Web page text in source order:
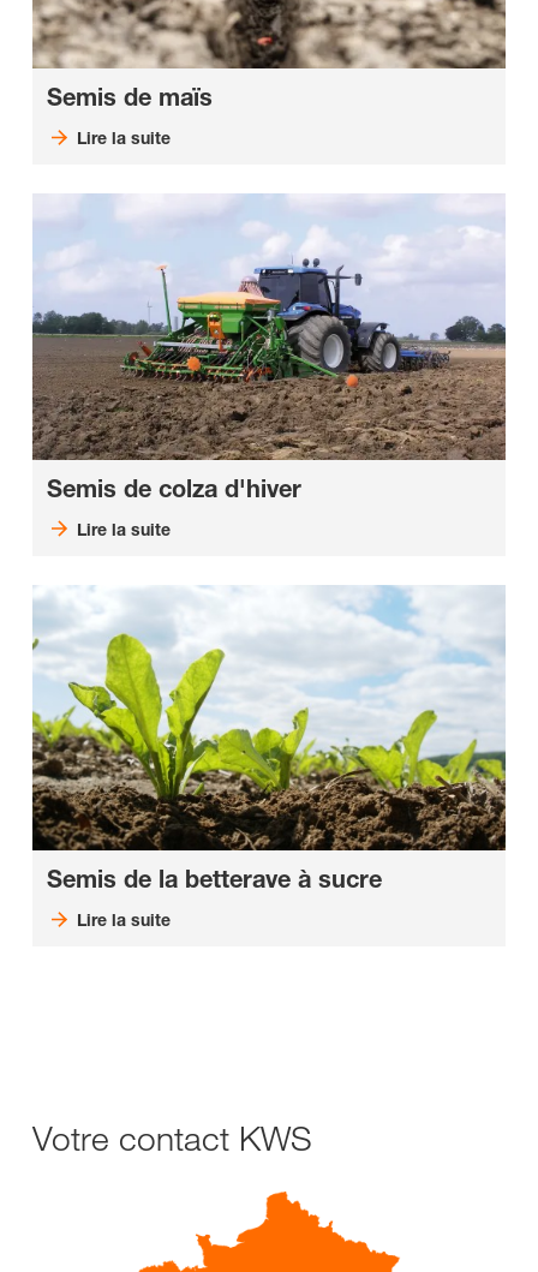
Semis de maïs
Lire la suite
Semis de colza d'hiver
Lire la suite
Semis de la betterave à sucre
Lire la suite
Votre contact KWS